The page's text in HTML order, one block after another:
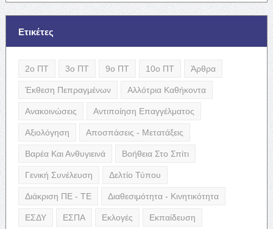
Ετικέτες
2ο ΠΤ 3ο ΠΤ 9ο ΠΤ 10ο ΠΤ Άρθρα
Έκθεση Πεπραγμένων Αλλότρια Καθήκοντα
Ανακοινώσεις Αντιποίηση Επαγγέλματος
Αξιολόγηση Αποσπάσεις - Μετατάξεις
Βαρέα Και Ανθυγιεινά Βοήθεια Στο Σπίτι
Γενική Συνέλευση Δελτίο Τύπου
Διάκριση ΠΕ - ΤΕ Διαθεσιμότητα - Κινητικότητα
ΕΣΔΥ ΕΣΠΑ Εκλογές Εκπαίδευση